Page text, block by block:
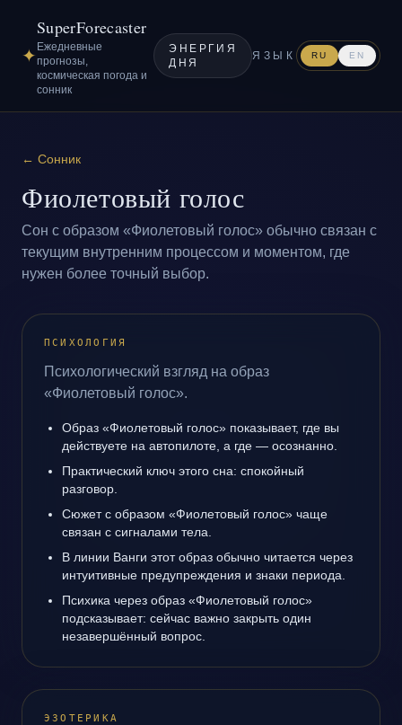
✦
SuperForecaster
Ежедневные
прогнозы,
космическая погода и
сонник
ЭНЕРГИЯ
ДНЯ
ЯЗЫК RU EN
← Сонник
Фиолетовый голос
Сон с образом «Фиолетовый голос» обычно связан с
текущим внутренним процессом и моментом, где
нужен более точный выбор.
ПСИХОЛОГИЯ
Психологический взгляд на образ
«Фиолетовый голос».
Образ «Фиолетовый голос» показывает, где вы
действуете на автопилоте, а где — осознанно.
Практический ключ этого сна: спокойный
разговор.
Сюжет с образом «Фиолетовый голос» чаще
связан с сигналами тела.
В линии Ванги этот образ обычно читается через
интуитивные предупреждения и знаки периода.
Психика через образ «Фиолетовый голос»
подсказывает: сейчас важно закрыть один
незавершённый вопрос.
ЭЗОТЕРИКА